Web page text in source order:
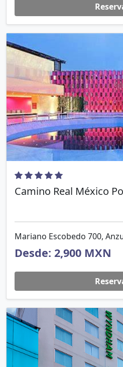
Camino Real México
Mariano Escobedo 700,
Desde: 2,900 MXN